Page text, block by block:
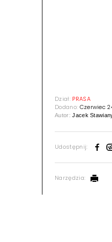
Dział: PRASA
Dodano: Czerwiec
Autor:Jacek
Udostępnij:
Narzędzia: